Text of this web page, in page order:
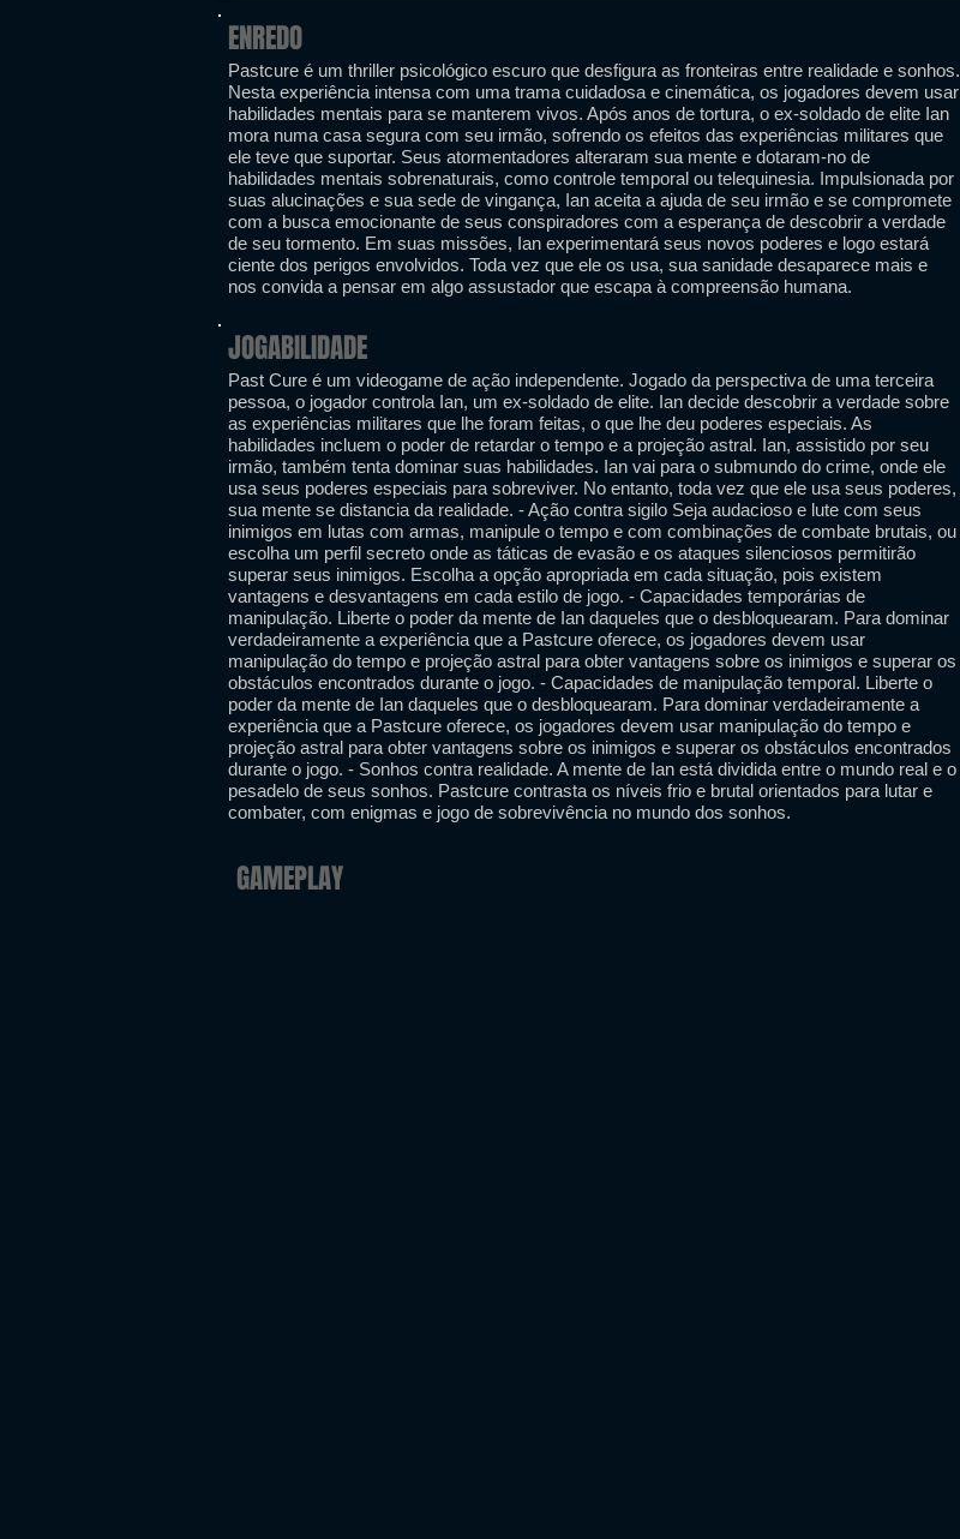
ENREDO
Pastcure é um thriller psicológico escuro que desfigura as fronteiras entre realidade e sonhos.
Nesta experiência intensa com uma trama cuidadosa e cinemática, os jogadores devem usar
habilidades mentais para se manterem vivos. Após anos de tortura, o ex-soldado de elite Ian
mora numa casa segura com seu irmão, sofrendo os efeitos das experiências militares que
ele teve que suportar. Seus atormentadores alteraram sua mente e dotaram-no de
habilidades mentais sobrenaturais, como controle temporal ou telequinesia. Impulsionada por
suas alucinações e sua sede de vingança, Ian aceita a ajuda de seu irmão e se compromete
com a busca emocionante de seus conspiradores com a esperança de descobrir a verdade
de seu tormento. Em suas missões, Ian experimentará seus novos poderes e logo estará
ciente dos perigos envolvidos. Toda vez que ele os usa, sua sanidade desaparece mais e
nos convida a pensar em algo assustador que escapa à compreensão humana.
JOGABILIDADE
Past Cure é um videogame de ação independente. Jogado da perspectiva de uma terceira
pessoa, o jogador controla Ian, um ex-soldado de elite. Ian decide descobrir a verdade sobre
as experiências militares que lhe foram feitas, o que lhe deu poderes especiais. As
habilidades incluem o poder de retardar o tempo e a projeção astral. Ian, assistido por seu
irmão, também tenta dominar suas habilidades. Ian vai para o submundo do crime, onde ele
usa seus poderes especiais para sobreviver. No entanto, toda vez que ele usa seus poderes,
sua mente se distancia da realidade. - Ação contra sigilo Seja audacioso e lute com seus
inimigos em lutas com armas, manipule o tempo e com combinações de combate brutais, ou
escolha um perfil secreto onde as táticas de evasão e os ataques silenciosos permitirão
superar seus inimigos. Escolha a opção apropriada em cada situação, pois existem
vantagens e desvantagens em cada estilo de jogo. - Capacidades temporárias de
manipulação. Liberte o poder da mente de Ian daqueles que o desbloquearam. Para dominar
verdadeiramente a experiência que a Pastcure oferece, os jogadores devem usar
manipulação do tempo e projeção astral para obter vantagens sobre os inimigos e superar os
obstáculos encontrados durante o jogo. - Capacidades de manipulação temporal. Liberte o
poder da mente de Ian daqueles que o desbloquearam. Para dominar verdadeiramente a
experiência que a Pastcure oferece, os jogadores devem usar manipulação do tempo e
projeção astral para obter vantagens sobre os inimigos e superar os obstáculos encontrados
durante o jogo. - Sonhos contra realidade. A mente de Ian está dividida entre o mundo real e o
pesadelo de seus sonhos. Pastcure contrasta os níveis frio e brutal orientados para lutar e
combater, com enigmas e jogo de sobrevivência no mundo dos sonhos.
GAMEPLAY